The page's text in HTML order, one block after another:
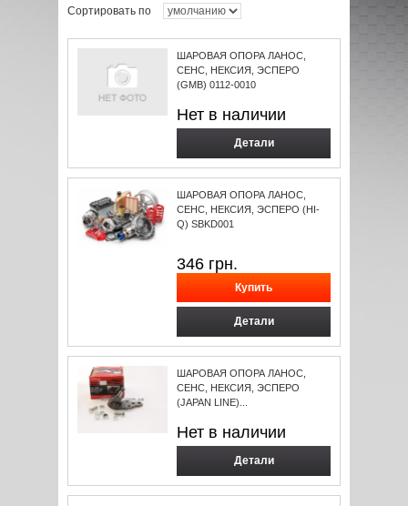
Сортировать по
ШАРОВАЯ ОПОРА ЛАНОС,
СЕНС, НЕКСИЯ, ЭСПЕРО
(GMB) 0112-0010
Нет в наличии
Детали
ШАРОВАЯ ОПОРА ЛАНОС,
СЕНС, НЕКСИЯ, ЭСПЕРО (HI-
Q) SBKD001
346 грн.
Детали
ШАРОВАЯ ОПОРА ЛАНОС,
СЕНС, НЕКСИЯ, ЭСПЕРО
(JAPAN LINE)...
Нет в наличии
Детали